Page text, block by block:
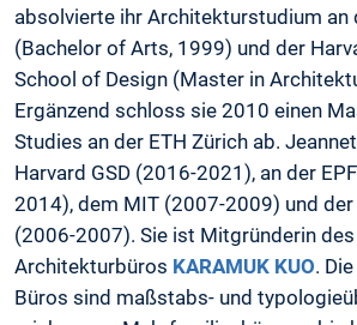
absolvierte ihr Architekturstudium an
(Bachelor of Arts, 1999) und der
School of Design (Master in
Ergänzend schloss sie 2010 einen
Studies an der ETH Zürich ab.
Harvard GSD (2016-2021), an der
2014), dem MIT (2007-2009) und der
(2006-2007). Sie ist Mitgründerin
Architekturbüros KARAMUK KUO.
Büros sind maßstabs- und